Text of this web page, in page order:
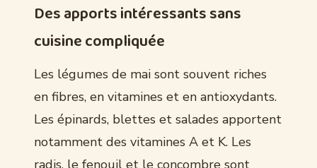
Des apports intéressants sans
cuisine compliquée
Les légumes de mai sont souvent riches
en fibres, en vitamines et en antioxydants.
Les épinards, blettes et salades apportent
notamment des vitamines A et K. Les
radis, le fenouil et le concombre sont